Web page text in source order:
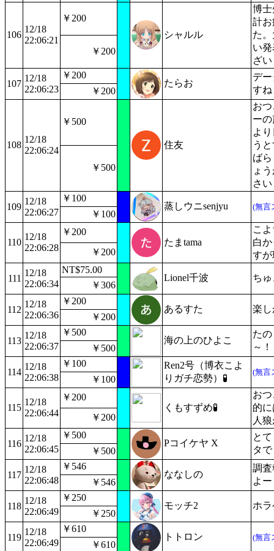
106
12/18
22:06:21
￥200
シャルル
博
計
た
い
ざ
￥200
107
12/18
22:06:23
￥200
たらお
デ
すね
￥200
108
12/18
22:06:24
￥500
住友
お
ー
よ
う
ば
ょ
さ
￥500
109
12/18
22:06:27
￥100
蒸しウニsenjyu (無言
￥100
110
12/18
22:06:28
￥200
たまtama
こ
白
す
￥200
111
12/18
22:06:34
NT$75.00
Lionel千波 ちゅ
￥306
112
12/18
22:06:36
￥200
あるすた 楽
￥200
113
12/18
22:06:37
￥500
海の上のひよこ
た
～！
￥500
114
12/18
22:06:38
￥100
Ren2号（博衣こよ
りガチ恋勢）🧪
(無言
￥100
115
12/18
22:06:44
￥200
くもすずめ🧪
お
的
人
￥200
116
12/18
22:06:45
￥500
Pコイケヤ X
と
タ
￥500
117
12/18
22:06:48
￥546
ななしの
調
よ
￥546
118
12/18
22:06:49
￥250
モッチ2 ホ
￥250
119
12/18
22:06:49
￥610
トトロン (無言
￥610